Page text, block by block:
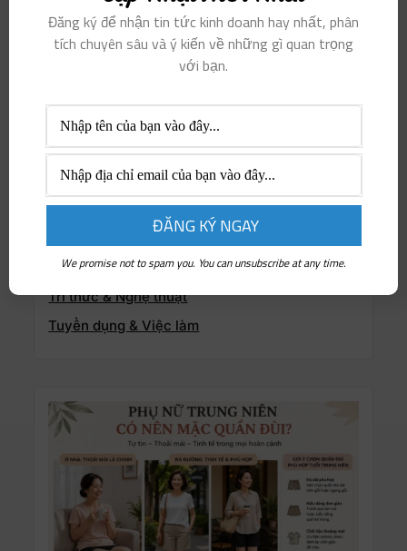
Học hành & Đào tạo
Hướng nghiệp & Dạy nghề
Người truyền cảm hứng
Phụ nữ & xe
Phụ nữ khởi nghiệp
Sống Thiện & Sống Xanh
Sức khỏe & Làm đẹp
Thông tin doanh nghiệp
Tri thức & Nghệ thuật
Tuyển dụng & Việc làm
Đăng ký để nhận tin tức kinh doanh hay nhất, phân
tích chuyên sâu và ý kiến ​​về những gì quan trọng
với bạn.
We promise not to spam you. You can unsubscribe at any time.